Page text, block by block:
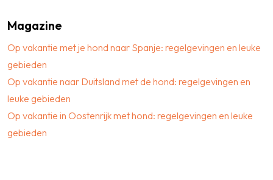
Magazine
Op vakantie met je hond naar Spanje: regelgevingen en leuke
gebieden
Op vakantie naar Duitsland met de hond: regelgevingen en
leuke gebieden
Op vakantie in Oostenrijk met hond: regelgevingen en leuke
gebieden